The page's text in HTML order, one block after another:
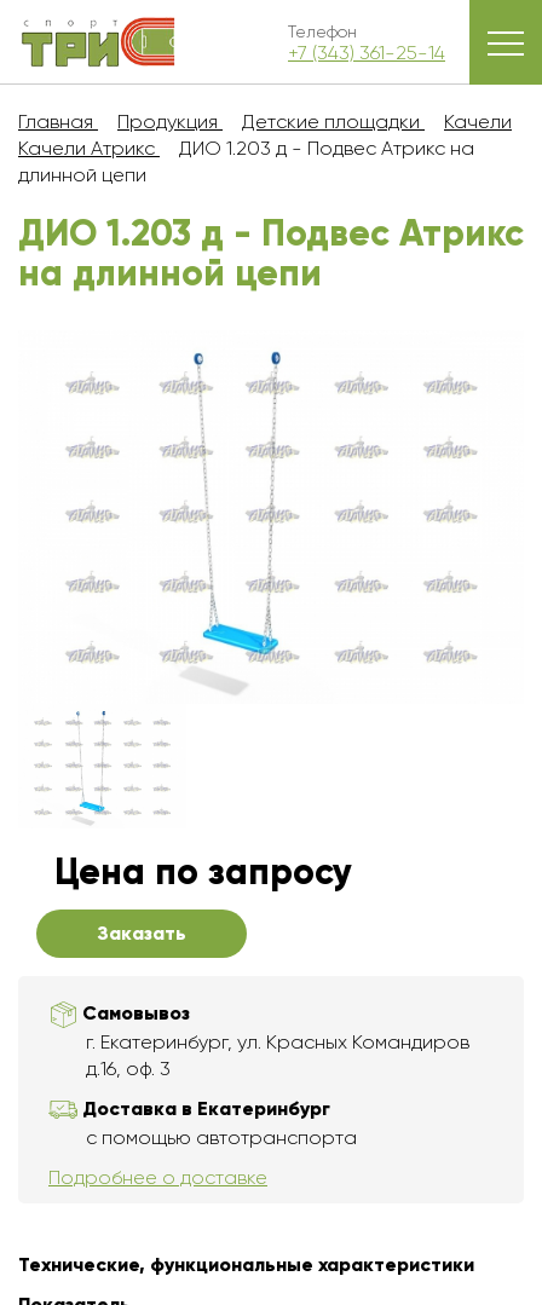
Телефон
+7 (343) 361-25-14
Главная Продукция Детские площадки
Качели
Качели Атрикс
ДИО 1.203 д - Подвес Атрикс на
длинной цепи
ДИО 1.203 д - Подвес Атрикс
на длинной цепи
Цена по запросу
Заказать
Самовывоз
г. Екатеринбург, ул. Красных Командиров
д.16, оф. 3
Доставка в Екатеринбург
с помощью автотранспорта
Подробнее о доставке
Технические, функциональные характеристики